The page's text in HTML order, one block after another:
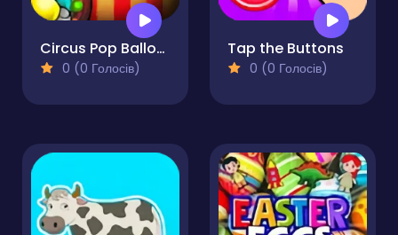
Circus Pop Balloons
0 (0 Голосів)
Tap the Buttons
0 (0 Голосів)